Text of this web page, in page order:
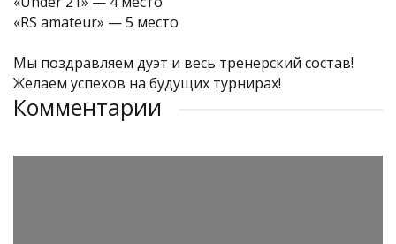
«RS amateur» — 5 место
Мы поздравляем дуэт и весь тренерский состав!
Желаем успехов на будущих турнирах!
Комментарии